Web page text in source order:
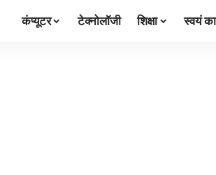
कंप्यूटर टेक्नोलॉजी शिक्षा स्वयं